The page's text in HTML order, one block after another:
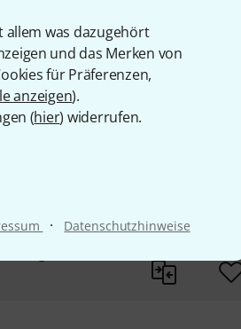
allem was dazugehört
und das Merken von
für Präferenzen,
anzeigen).
(hier) widerrufen.
· Datenschutzhinweise
extrem
Dim
2.999